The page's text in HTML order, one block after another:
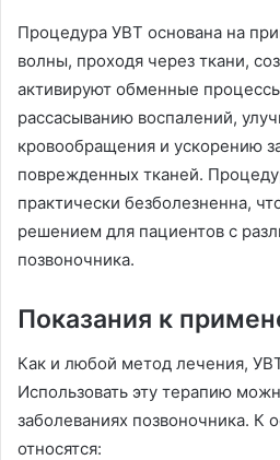
Процедура УВТ основана на
волны, проходя через ткани,
активируют обменные
рассасыванию воспалений,
кровообращения и ускорению
поврежденных тканей.
практически безболезненна,
решением для пациентов с
позвоночника.
Показания к
Как и любой метод лечения,
Использовать эту терапию
заболеваниях позвоночника. К
относятся: